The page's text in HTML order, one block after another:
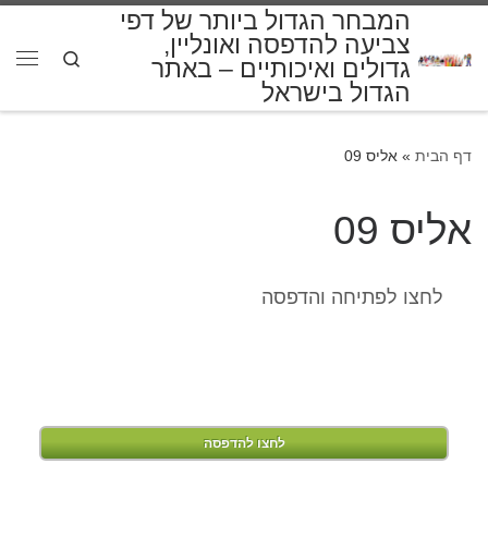
המבחר הגדול ביותר של דפי
צביעה להדפסה ואונליין,
גדולים ואיכותיים – באתר
הגדול בישראל
Search
דף הבית » אליס 09
אליס 09
לחצו לפתיחה והדפסה
לחצו להדפסה